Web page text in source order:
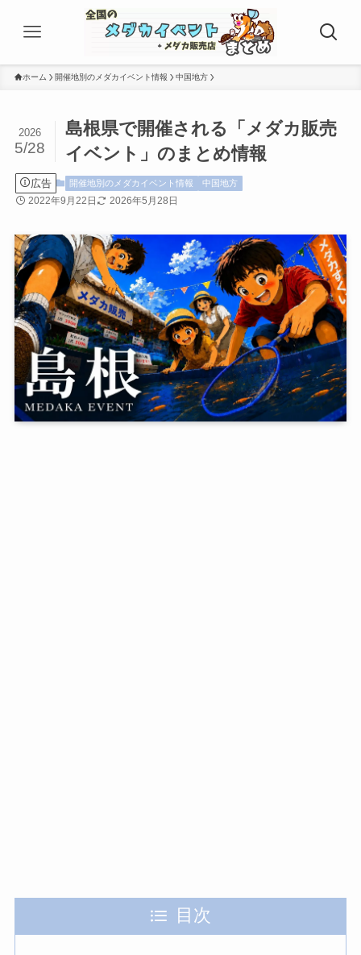
ホーム 開催地別のメダカイベント情報 中国地方
島根県で開催される「メダカ販売
イベント」のまとめ情報
2026
5/28
広告 開催地別のメダカイベント情報 中国地方
2022年9月22日 2026年5月28日
目次